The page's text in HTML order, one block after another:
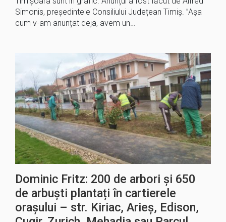
Simonis, președintele Consiliului Județean Timiș. ”Așa
cum v-am anunțat deja, avem un…
Dominic Fritz: 200 de arbori și 650
de arbuști plantați în cartierele
orașului – str. Kiriac, Arieș, Edison,